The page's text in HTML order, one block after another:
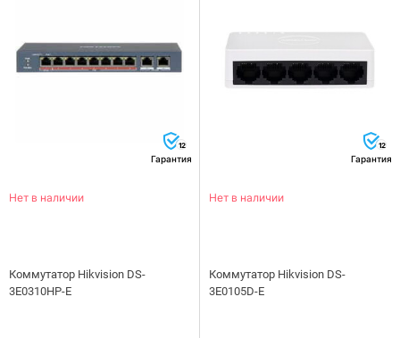
12
Гарантия
Нет в наличии
Коммутатор Hikvision DS-
3E0310HP-E
12
Гарантия
Нет в наличии
Коммутатор Hikvision DS-
3E0105D-E